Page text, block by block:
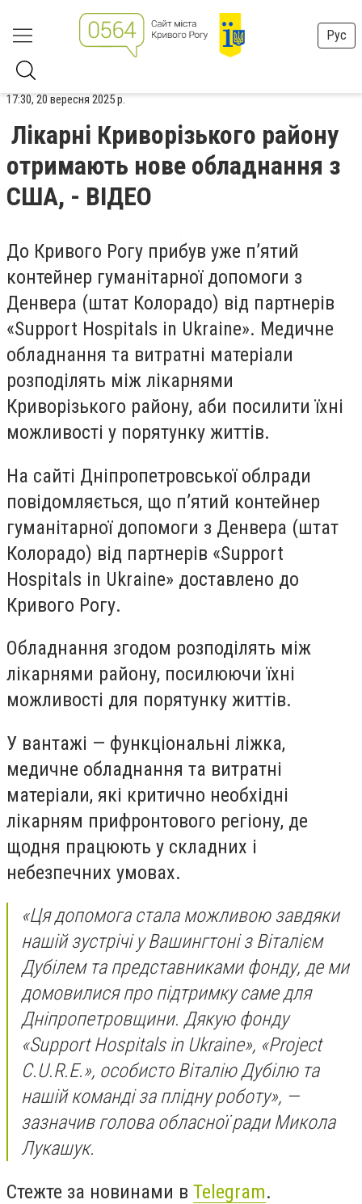
Рус
17:30, 20 вересня 2025 р.
Лікарні Криворізького району
отримають нове обладнання з
США, - ВІДЕО
До Кривого Рогу прибув уже п’ятий
контейнер гуманітарної допомоги з
Денвера (штат Колорадо) від партнерів
«Support Hospitals in Ukraine». Медичне
обладнання та витратні матеріали
розподілять між лікарнями
Криворізького району, аби посилити їхні
можливості у порятунку життів.
На сайті Дніпропетровської облради
повідомляється, що п’ятий контейнер
гуманітарної допомоги з Денвера (штат
Колорадо) від партнерів «Support
Hospitals in Ukraine» доставлено до
Кривого Рогу.
Обладнання згодом розподілять між
лікарнями району, посилюючи їхні
можливості для порятунку життів.
У вантажі — функціональні ліжка,
медичне обладнання та витратні
матеріали, які критично необхідні
лікарням прифронтового регіону, де
щодня працюють у складних і
небезпечних умовах.
«Ця допомога стала можливою завдяки
нашій зустрічі у Вашингтоні з Віталієм
Дубілем та представниками фонду, де ми
домовилися про підтримку саме для
Дніпропетровщини. Дякую фонду
«Support Hospitals in Ukraine», «Project
C.U.R.E.», особисто Віталію Дубілю та
нашій команді за плідну роботу», —
зазначив голова обласної ради Микола
Лукашук.
Стежте за новинами в Telegram.